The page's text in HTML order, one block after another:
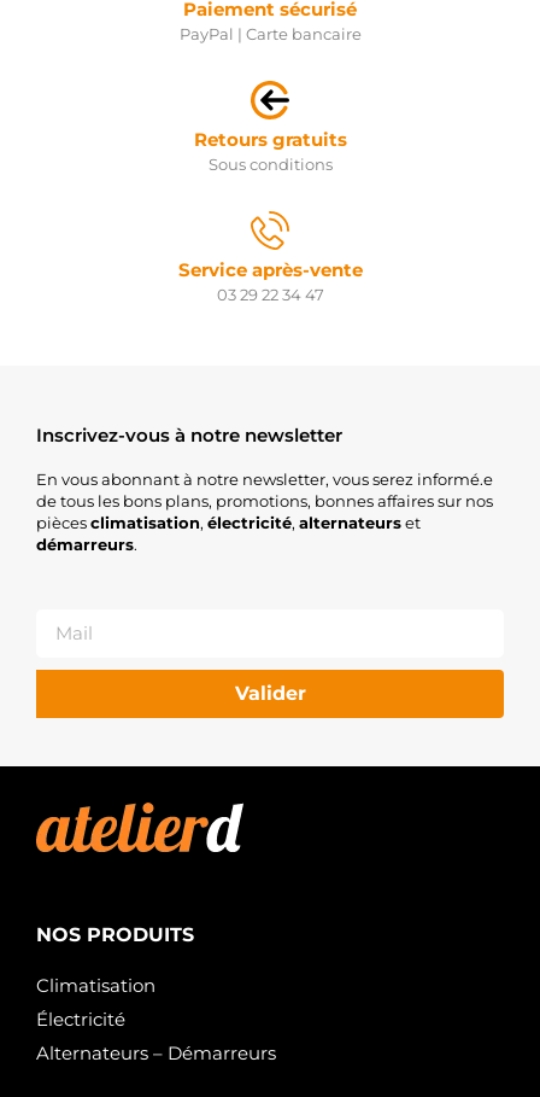
Paiement sécurisé
PayPal | Carte bancaire
Retours gratuits
Sous conditions
Service après-vente
03 29 22 34 47
Inscrivez-vous à notre newsletter
En vous abonnant à notre newsletter, vous serez informé.e
de tous les bons plans, promotions, bonnes affaires sur nos
piècesclimatisation, électricité, alternateurset
démarreurs.
Valider
NOS PRODUITS
Climatisation
Électricité
Alternateurs – Démarreurs